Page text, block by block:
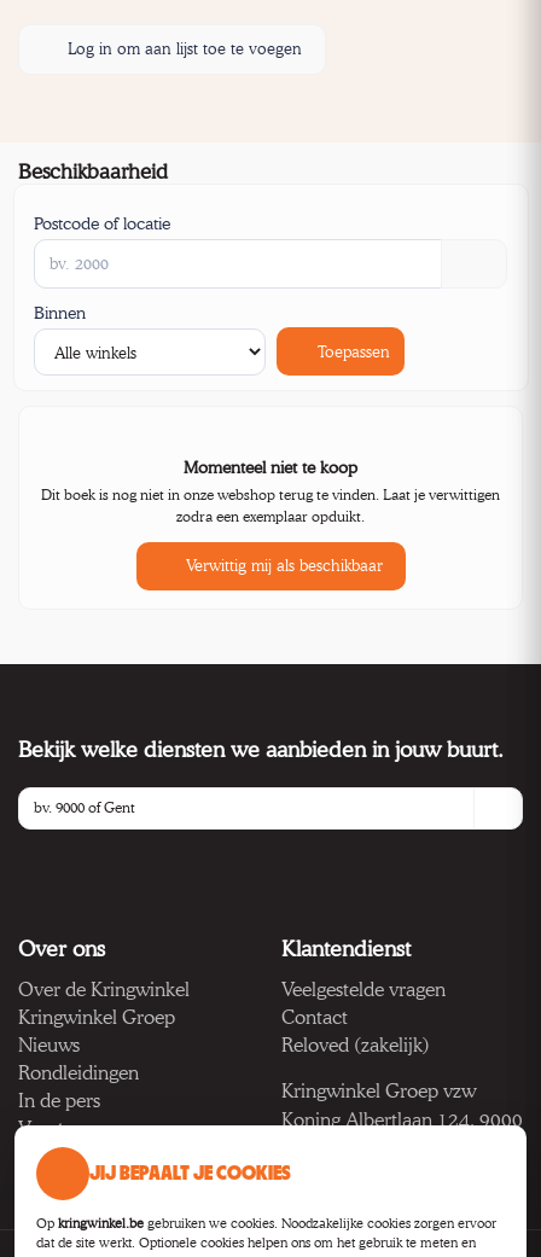
Log in om aan lijst toe te voegen
Beschikbaarheid
Postcode of locatie
Binnen
Toepassen
Momenteel niet te koop
Dit boek is nog niet in onze webshop terug te vinden. Laat je verwittigen
zodra een exemplaar opduikt.
Verwittig mij als beschikbaar
Bekijk welke diensten we aanbieden in jouw buurt.
Over ons
Over de Kringwinkel
Kringwinkel Groep
Nieuws
Rondleidingen
In de pers
Vacatures
Klantendienst
Veelgestelde vragen
Contact
Reloved (zakelijk)
Kringwinkel Groep vzw
Koning Albertlaan 124, 9000
BTW BE 1033.922.208
JIJ BEPAALT JE COOKIES
Op kringwinkel.be gebruiken we cookies. Noodzakelijke cookies zorgen ervoor
dat de site werkt. Optionele cookies helpen ons om het gebruik te meten en